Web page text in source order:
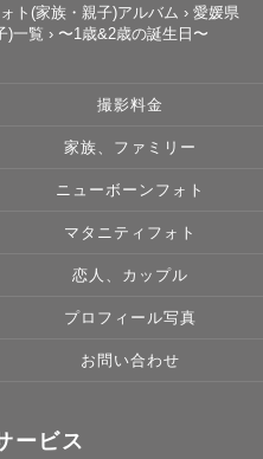
ト(家族・親子)アルバム › 愛媛県
)一覧 › 〜1歳&2歳の誕生日〜
撮影料金
家族、ファミリー
ニューボーンフォト
マタニティフォト
恋人、カップル
プロフィール写真
お問い合わせ
ービス